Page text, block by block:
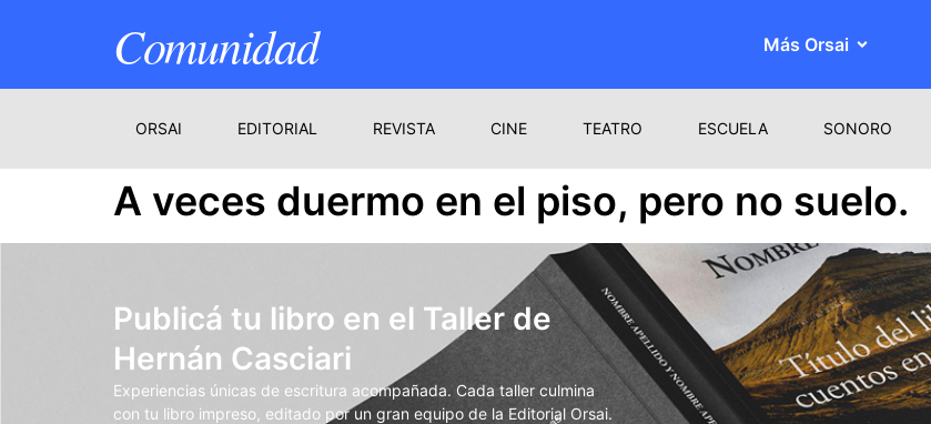
Comunidad Más Orsai
ORSAI EDITORIAL REVISTA CINE TEATRO ESCUELA SONORO
A veces duermo en el piso, pero no suelo.
Publicá tu libro en el Taller de
Hernán Casciari
Experiencias únicas de escritura acompañada. Cada taller culmina
con tu libro impreso, editado por un gran equipo de la Editorial Orsai.